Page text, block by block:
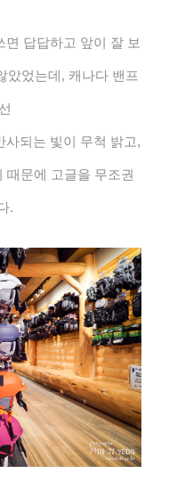
답답하고 앞이 잘 보
았었는데, 캐나다 밴프
사되는 빛이 무척 밝고,
때문에 고글을 무조권
.